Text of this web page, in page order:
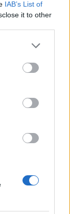
IAB’s List of
it to other
érezni magad